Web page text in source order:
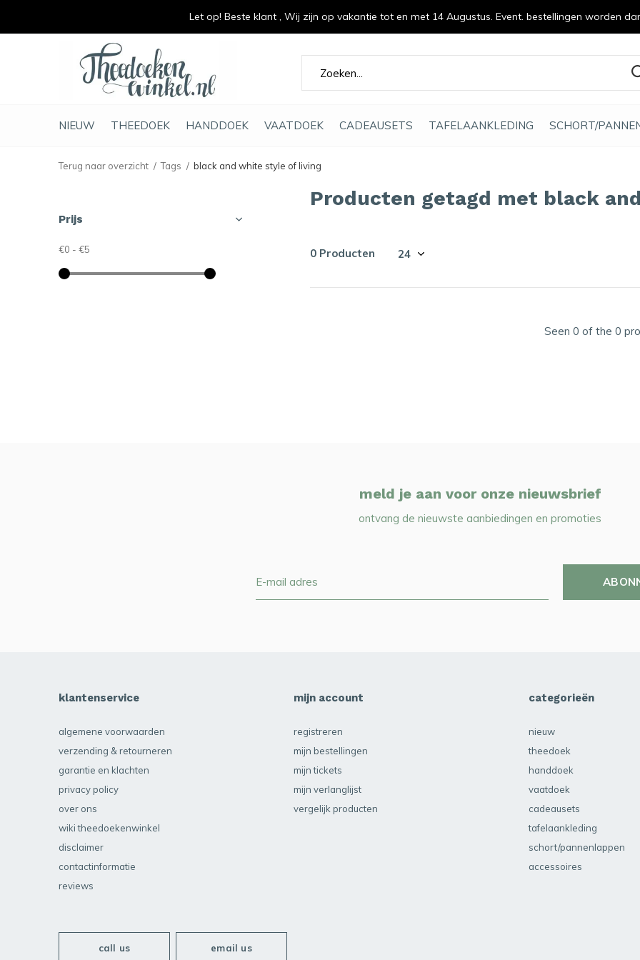
NIEUW THEEDOEK HANDDOEK VAATDOEK CADEAUSETS TAFELAANKLEDING SCHORT/
duurzaam en met liefde gemaakt
Terug naar overzicht Tags black and white style of living
Producten getagd met black
0 Producten
Seen 0 of the 0
Prijs
€0 - €5
meld je aan voor onze nieuwsbrief
ontvang de nieuwste aanbiedingen en promoties
klantenservice
algemene voorwaarden
verzending & retourneren
garantie en klachten
privacy policy
over ons
wiki theedoekenwinkel
disclaimer
contactinformatie
reviews
mijn account
registreren
mijn bestellingen
mijn tickets
mijn verlanglijst
vergelijk producten
categorieën
nieuw
theedoek
handdoek
vaatdoek
cadeausets
tafelaankleding
schort/pannenlappen
accessoires
call us email us
Let op! Beste klant , Wij zijn op vakantie tot en met 14 Augustus. Event. bestellingen worden